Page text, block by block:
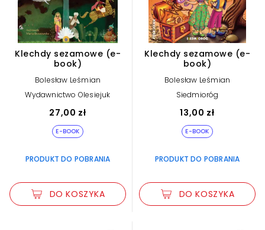
Klechdy sezamowe (e-
book)
Bolesław Leśmian
Wydawnictwo Olesiejuk
27,00 zł
E-BOOK
PRODUKT DO POBRANIA
DO KOSZYKA
Klechdy sezamowe (e-
book)
Bolesław Leśmian
Siedmioróg
13,00 zł
E-BOOK
PRODUKT DO POBRANIA
DO KOSZYKA